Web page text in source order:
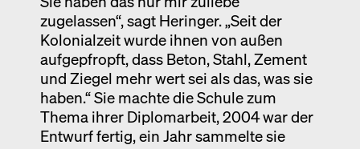
zugelassen“, sagt Heringer. „Seit der
Kolonialzeit wurde ihnen von außen
aufgepfropft, dass Beton, Stahl, Zement
und Ziegel mehr wert sei als das, was sie
haben.“ Sie machte die Schule zum
Thema ihrer Diplomarbeit, 2004 war der
Entwurf fertig, ein Jahr sammelte sie